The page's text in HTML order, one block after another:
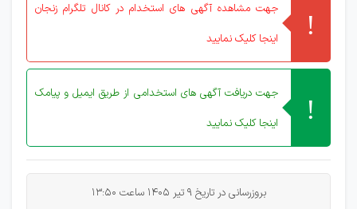
جهت مشاهده آگهی های استخدام در کانال تلگرام زنجان
اینجا کلیک نمایید
جهت دریافت آگهی های استخدامی از طریق ایمیل و پیامک
اینجا کلیک نمایید
بروزرسانی در تاریخ 9 تیر 1405 ساعت 13:50